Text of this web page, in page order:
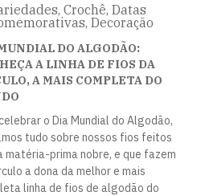
Crochê, Datas
Decoração
DO ALGODÃO:
A LINHA DE FIOS DA
A MAIS COMPLETA DO
o Dia Mundial do Algodão,
tudo sobre nossos fios feitos
matéria-prima nobre, e que fazem
a dona da melhor e mais
linha de fios de algodão do